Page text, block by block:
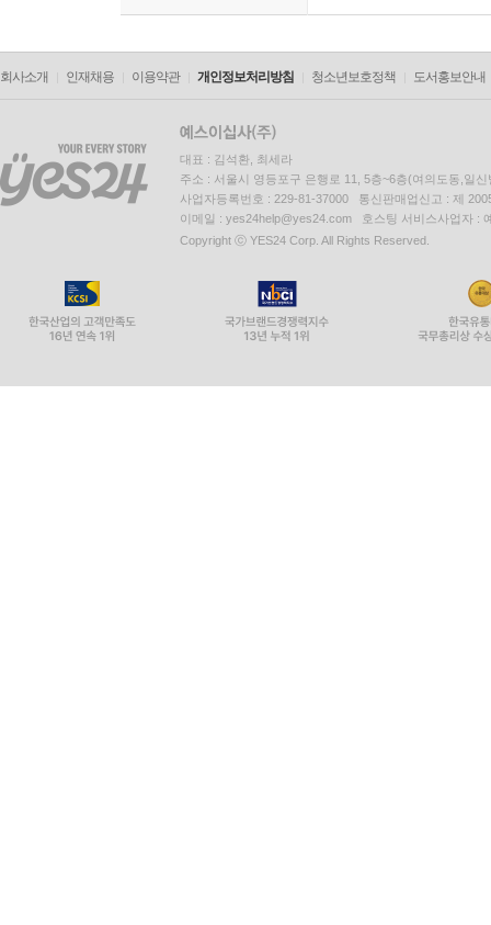
회사소개 인재채용 이용약관 개인정보처리방침 청소년보호정책 도서홍보안내
대표 : 김석환, 최세라
주소 : 서울시 영등포구 은행로 11, 5층~6층(여의도동,일신
사업자등록번호 : 229-81-37000 통신판매업신고 : 제
이메일 : yes24help@yes24.com 호스팅 서비스사업자 :
Copyright ⓒ YES24 Corp. All Rights Reserved.